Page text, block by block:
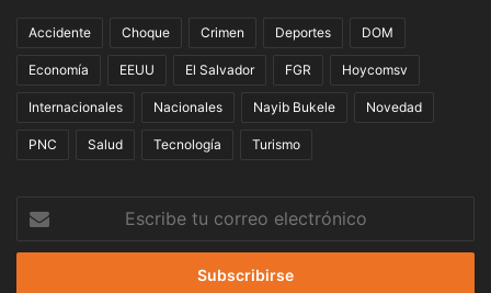
Accidente Choque Crimen Deportes DOM
Economía EEUU El Salvador FGR Hoycomsv
Internacionales Nacionales Nayib Bukele Novedad
PNC Salud Tecnología Turismo
correo